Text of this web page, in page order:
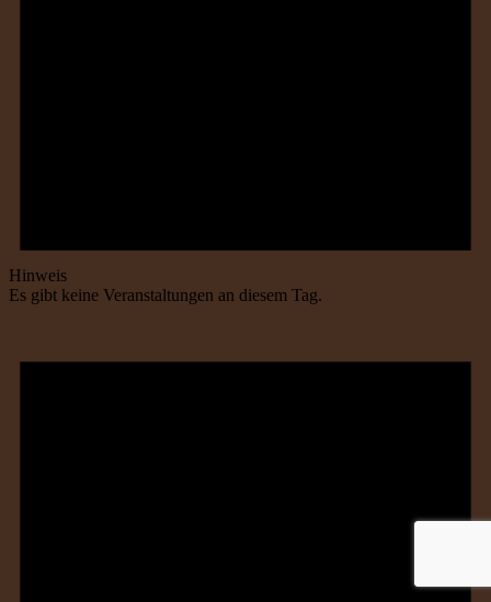
Hinweis
Es gibt keine Veranstaltungen an diesem Tag.